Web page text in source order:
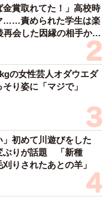
金賞取れてた！」高校時
……責められた学生は楽
会した因縁の相手から
の女性芸人オダウエダ
り姿に「マジで」
」初めて川遊びをした
ぶりが話題 「新種
りされたあとの羊」